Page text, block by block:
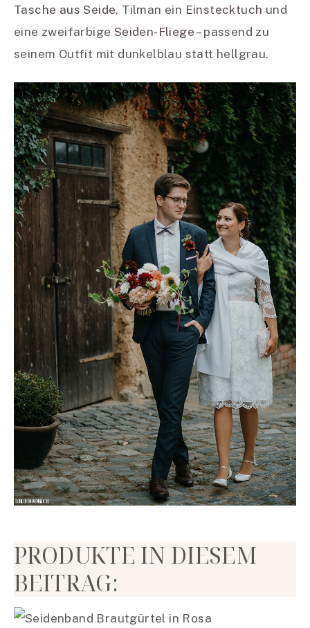
Tasche aus Seide, Tilman ein Einstecktuch und
eine zweifarbige Seiden-Fliege – passend zu
seinem Outfit mit dunkelblau statt hellgrau.
PRODUKTE IN DIESEM
BEITRAG: